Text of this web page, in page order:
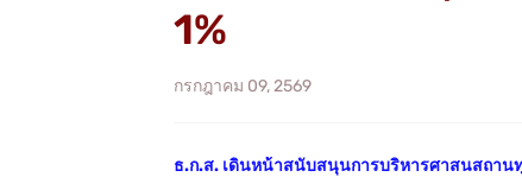
1%
กรกฎาคม 09, 2569
ธ.ก.ส. เดินหน้าสนับสนุนการบริหารศาสนสถาน